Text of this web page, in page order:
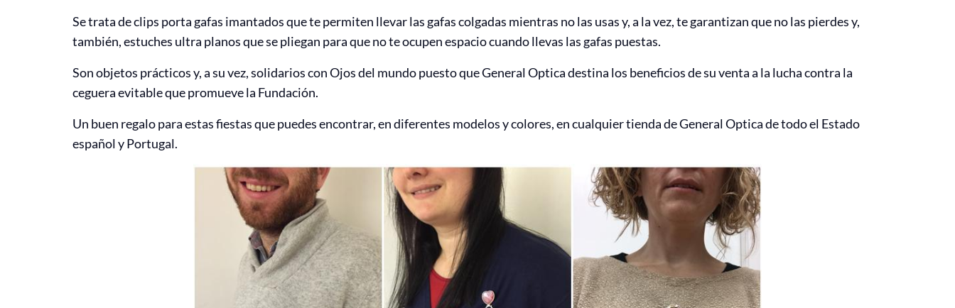
Se trata de clips porta gafas imantados que te permiten llevar las gafas colgadas mientras no las usas y, a la vez, te garantizan que no las pierdes y,
también, estuches ultra planos que se pliegan para que no te ocupen espacio cuando llevas las gafas puestas.
Son objetos prácticos y, a su vez, solidarios con Ojos del mundo puesto que General Optica destina los beneficios de su venta a la lucha contra la
ceguera evitable que promueve la Fundación.
Un buen regalo para estas fiestas que puedes encontrar, en diferentes modelos y colores, en cualquier tienda de General Optica de todo el Estado
español y Portugal.